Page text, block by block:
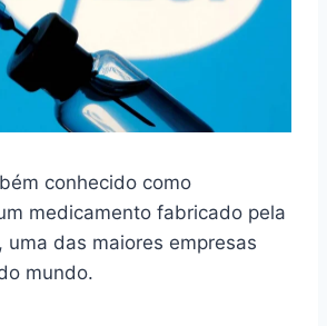
conhecido como
medicamento fabricado pela
uma das maiores empresas
mundo.